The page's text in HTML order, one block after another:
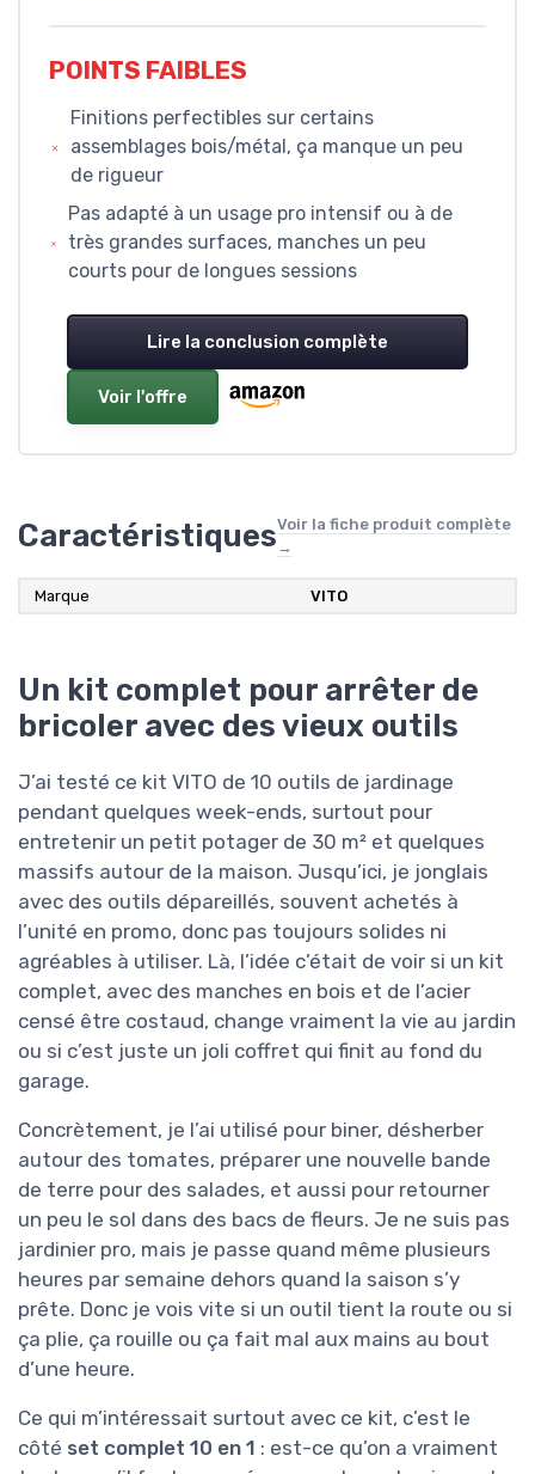
POINTS FAIBLES
Finitions perfectibles sur certains
assemblages bois/métal, ça manque un peu
de rigueur
Pas adapté à un usage pro intensif ou à de
très grandes surfaces, manches un peu
courts pour de longues sessions
Lire la conclusion complète
Voir l'offre
CaractéristiquesVoir la fiche produit complète
→
Marque VITO
Un kit complet pour arrêter de
bricoler avec des vieux outils
J’ai testé ce kit VITO de 10 outils de jardinage
pendant quelques week-ends, surtout pour
entretenir un petit potager de 30 m² et quelques
massifs autour de la maison. Jusqu’ici, je jonglais
avec des outils dépareillés, souvent achetés à
l’unité en promo, donc pas toujours solides ni
agréables à utiliser. Là, l’idée c’était de voir si un kit
complet, avec des manches en bois et de l’acier
censé être costaud, change vraiment la vie au jardin
ou si c’est juste un joli coffret qui finit au fond du
garage.
Concrètement, je l’ai utilisé pour biner, désherber
autour des tomates, préparer une nouvelle bande
de terre pour des salades, et aussi pour retourner
un peu le sol dans des bacs de fleurs. Je ne suis pas
jardinier pro, mais je passe quand même plusieurs
heures par semaine dehors quand la saison s’y
prête. Donc je vois vite si un outil tient la route ou si
ça plie, ça rouille ou ça fait mal aux mains au bout
d’une heure.
Ce qui m’intéressait surtout avec ce kit, c’est le
côté set complet 10 en 1 : est-ce qu’on a vraiment